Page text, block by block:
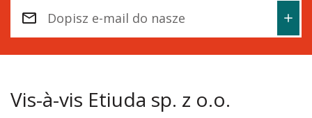
Vis-à-vis Etiuda sp. z o.o.